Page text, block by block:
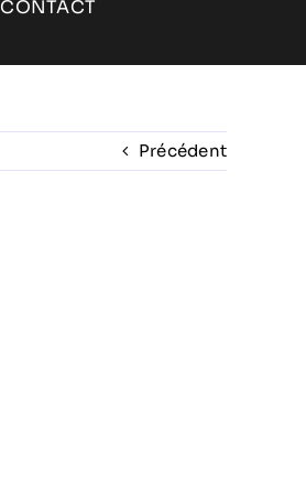
CONTACT
Précédent